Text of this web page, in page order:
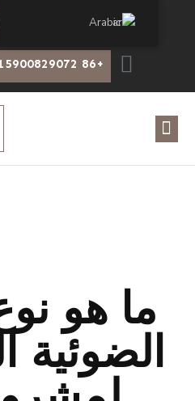
+86 15900829072
ما هو
الضوئية
Arabic